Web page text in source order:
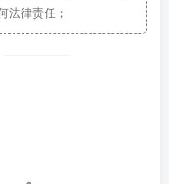
法律责任；